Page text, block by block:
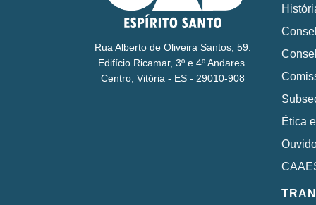
Rua Alberto de Oliveira Santos, 59.
Edifício Ricamar, 3º e 4º Andares.
Centro, Vitória - ES - 29010-908
Ética